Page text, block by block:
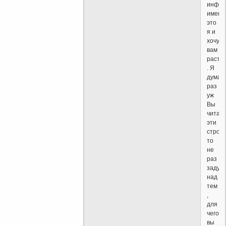
это
я и
хочу
вам
. Я
думаю
раз
уж
Вы
эти
строки
то
не
раз
над
тем
,
для
чего
вы